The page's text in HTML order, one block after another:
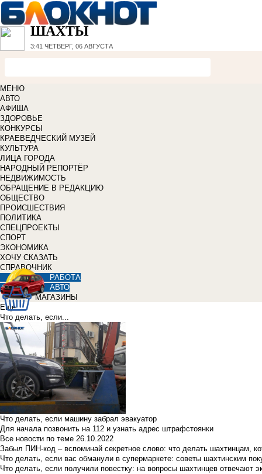
ШАХТЫ
3:41 ЧЕТВЕРГ, 06 АВГУСТА
МЕНЮ
АВТО
АФИША
ЗДОРОВЬЕ
КОНКУРСЫ
КРАЕВЕДЧЕСКИЙ МУЗЕЙ
КУЛЬТУРА
ЛИЦА ГОРОДА
НАРОДНЫЙ РЕПОРТЁР
НЕДВИЖИМОСТЬ
ОБРАЩЕНИЕ В РЕДАКЦИЮ
ОБЩЕСТВО
ПРОИСШЕСТВИЯ
ПОЛИТИКА
СПЕЦПРОЕКТЫ
СПОРТ
ЭКОНОМИКА
ХОЧУ СКАЗАТЬ
СПРАВОЧНИК
РАБОТА
АВТО
МАГАЗИНЫ
Еще
Что делать, если...
Что делать, если машину забрал эвакуатор
Для начала позвонить на 112 и узнать адрес штрафстоянки
Все новости по теме 26.10.2022
Забыл ПИН-код – вспоминай секретное слово: что делать шахтинцам,
Что делать, если вас обманули в супермаркете: советы шахтинским
Что делать, если получили повестку: на вопросы шахтинцев отвечают